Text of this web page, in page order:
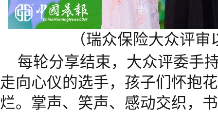
（瑞众保险大众评
每轮分享结束，大众评委手
走向心仪的选手，孩子们怀抱
烂。掌声、笑声、感动交织，